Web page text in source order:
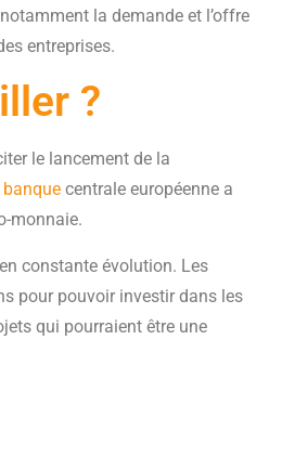
la demande et l’offre
entreprises.
?
le lancement de la
banque centrale européenne a
monnaie.
constante évolution. Les
pour pouvoir investir dans les
qui pourraient être une